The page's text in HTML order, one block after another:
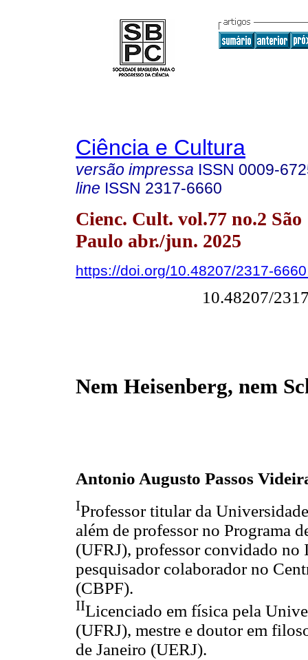
Ciência e Cultura
versão impressa ISSN 0009-
line ISSN 2317-6660
Cienc. Cult. vol.77 no.2 São
Paulo abr./jun. 2025
https://doi.org/10.48207/2317-
10.48207/
Nem Heisenberg, nem
Antonio Augusto Passos
IProfessor titular da
além de professor no Programa
(UFRJ), professor convidado
pesquisador colaborador no
(CBPF).
IILicenciado em física pela
(UFRJ), mestre e doutor em
de Janeiro (UERJ).